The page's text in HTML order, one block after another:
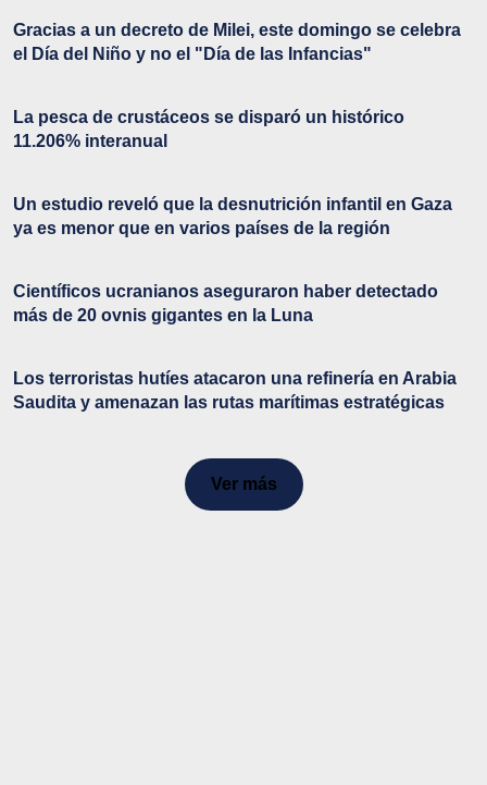
Gracias a un decreto de Milei, este domingo se celebra
el Día del Niño y no el "Día de las Infancias"
La pesca de crustáceos se disparó un histórico
11.206% interanual
Un estudio reveló que la desnutrición infantil en Gaza
ya es menor que en varios países de la región
Científicos ucranianos aseguraron haber detectado
más de 20 ovnis gigantes en la Luna
Los terroristas hutíes atacaron una refinería en Arabia
Saudita y amenazan las rutas marítimas estratégicas
Ver más